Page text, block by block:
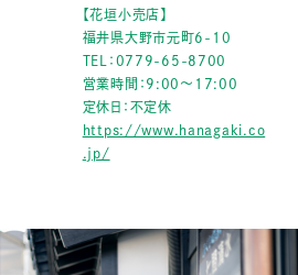
【花垣小売店】
福井県大野市元町6-10
TEL：0779-65-8700
営業時間：9:00～17:00
定休日：不定休
https://www.hanagaki.co
.jp/